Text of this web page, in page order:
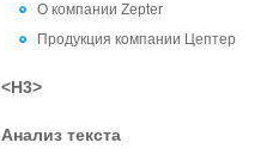
О компании Zepter
Продукция компании Цептер
<H3>
Анализ текста